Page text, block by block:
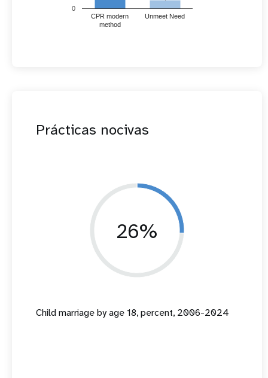
CPR modern
method
Unmeet Need
0
Prácticas nocivas
26%
Child marriage by age 18, percent, 2006-2024